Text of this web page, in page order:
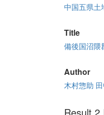
中国五県土
Title
備後国沼隈
Author
木村惣助